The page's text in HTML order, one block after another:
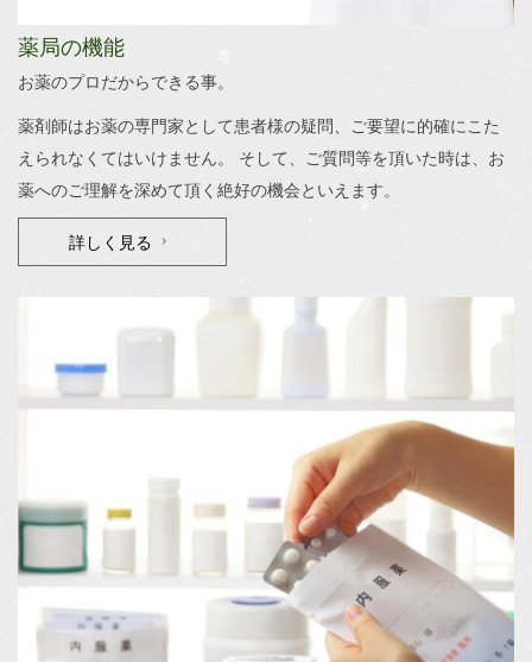
薬局の機能
お薬のプロだからできる事。
薬剤師はお薬の専門家として患者様の疑問、ご要望に的確にこた
えられなくてはいけません。 そして、ご質問等を頂いた時は、お
薬へのご理解を深めて頂く絶好の機会といえます。
詳しく見る